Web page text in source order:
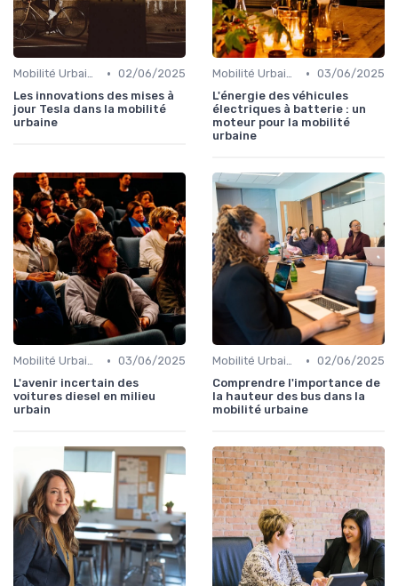
Mobilité Urbaine • 02/06/2025
Les innovations des mises à
jour Tesla dans la mobilité
urbaine
Mobilité Urbaine • 03/06/2025
L'énergie des véhicules
électriques à batterie : un
moteur pour la mobilité
urbaine
Mobilité Urbaine • 03/06/2025
L'avenir incertain des
voitures diesel en milieu
urbain
Mobilité Urbaine • 02/06/2025
Comprendre l'importance de
la hauteur des bus dans la
mobilité urbaine